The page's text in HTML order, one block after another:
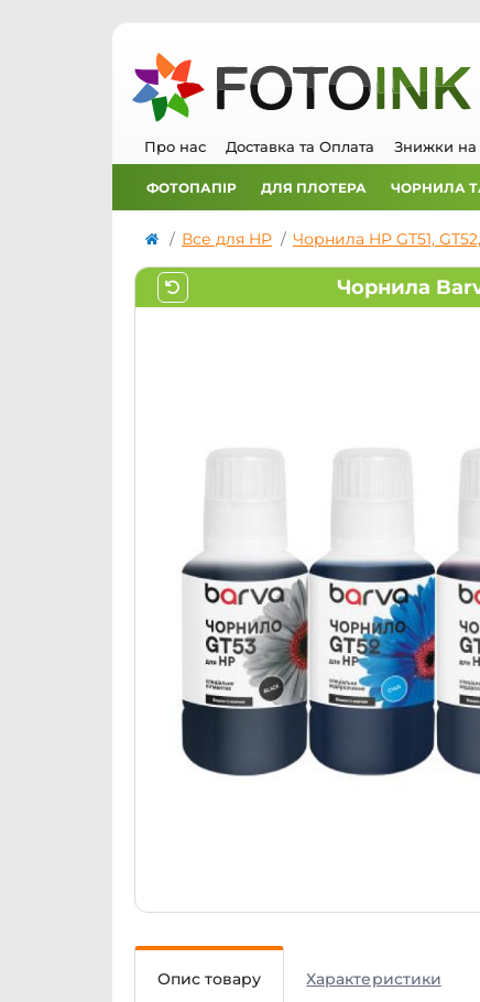
Про нас Доставка та Оплата Знижки на
ФОТОПАПІР ДЛЯ ПЛОТЕРА ЧОРНИЛА
Все для HP Чорнила HP GT51,
Чорнила
Опис товару Характеристики